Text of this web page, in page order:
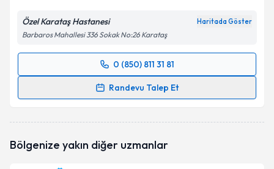
Özel Karataş Hastanesi Haritada Göster
Barbaros Mahallesi 336 Sokak No:26 Karataş
0 (850) 811 31 81
Randevu Talep Et
Randevu Takvimi Talebi
oluşturun. Size bu uzmandan randevu almanız için bir
Bölgenize yakın diğer uzmanlar